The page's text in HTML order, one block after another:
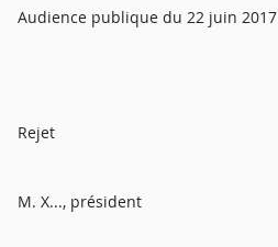
Audience publique du 22 juin 2017
Rejet
M. X..., président